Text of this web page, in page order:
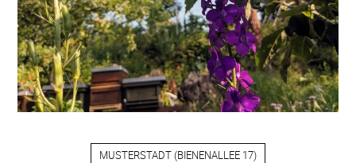
MUSTERSTADT (BIENENALLEE 17)